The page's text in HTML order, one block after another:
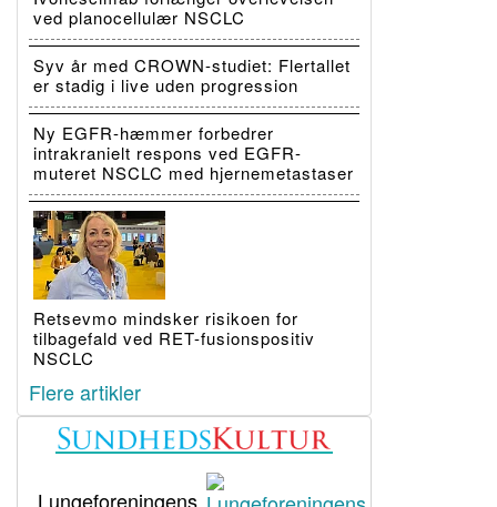
ved planocellulær NSCLC
Syv år med CROWN-studiet: Flertallet
er stadig i live uden progression
Ny EGFR-hæmmer forbedrer
intrakranielt respons ved EGFR-
muteret NSCLC med hjernemetastaser
Retsevmo mindsker risikoen for
tilbagefald ved RET-fusionspositiv
NSCLC
Flere artikler
Lungeforeningens